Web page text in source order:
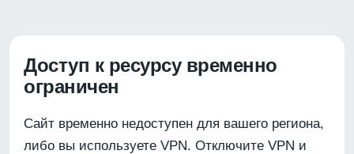
Доступ к ресурсу временно
ограничен
Сайт временно недоступен для вашего региона,
либо вы используете VPN. Отключите VPN и